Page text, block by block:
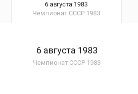
6 августа 1983
Чемпионат СССР 1983
6 августа 1983
Чемпионат СССР 1983